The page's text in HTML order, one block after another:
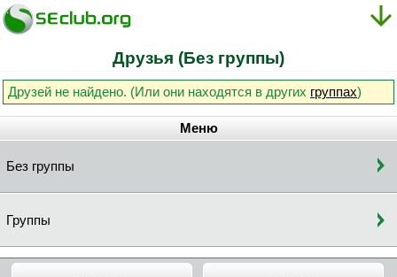
Друзья (Без группы)
Друзей не найдено. (Или они находятся в других группах)
Меню
Без группы
Группы